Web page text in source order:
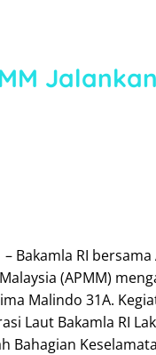
Bakamla RI bersama
(APMM)
Malindo 31A.
Laut Bakamla RI
Bahagian